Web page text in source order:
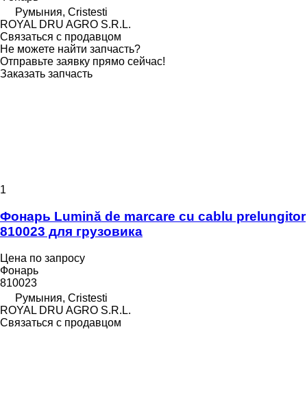
Румыния, Cristesti
ROYAL DRU AGRO S.R.L.
Связаться с продавцом
Не можете найти запчасть?
Отправьте заявку прямо сейчас!
Заказать запчасть
1
Фонарь Lumină de marcare cu cablu prelungitor
810023 для грузовика
Цена по запросу
Фонарь
810023
Румыния, Cristesti
ROYAL DRU AGRO S.R.L.
Связаться с продавцом